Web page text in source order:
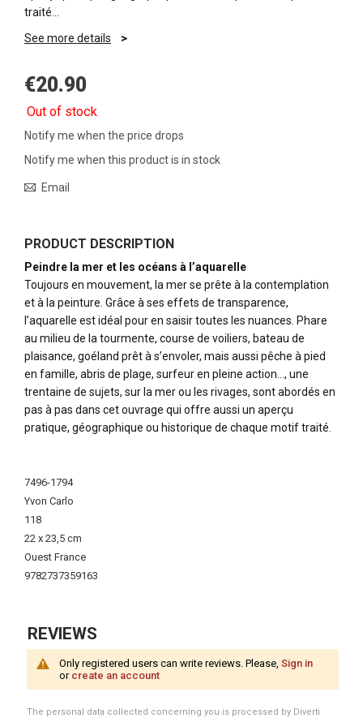
traité…
See more details
€20.90
Out of stock
Notify me when the price drops
Notify me when this product is in stock
Email
PRODUCT DESCRIPTION
Peindre la mer et les océans à l’aquarelle
Toujours en mouvement, la mer se prête à la contemplation
et à la peinture. Grâce à ses effets de transparence,
l’aquarelle est idéal pour en saisir toutes les nuances. Phare
au milieu de la tourmente, course de voiliers, bateau de
plaisance, goéland prêt à s’envoler, mais aussi pêche à pied
en famille, abris de plage, surfeur en pleine action…, une
trentaine de sujets, sur la mer ou les rivages, sont abordés en
pas à pas dans cet ouvrage qui offre aussi un aperçu
pratique, géographique ou historique de chaque motif traité.
Information
7496-1794
Yvon Carlo
118
22 x 23,5 cm
Ouest France
9782737359163
REVIEWS
Only registered users can write reviews. Please, Sign in
or create an account
The personal data collected concerning you is processed by Diverti